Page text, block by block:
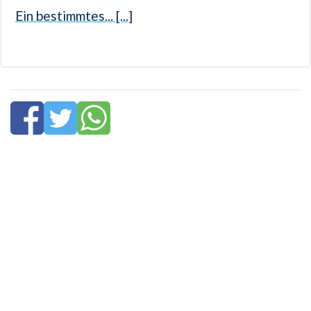
Ein bestimmtes... [...]